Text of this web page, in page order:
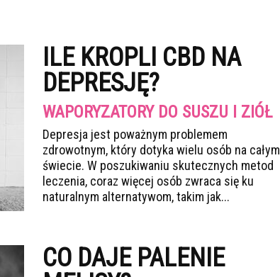
ILE KROPLI CBD NA
DEPRESJĘ?
WAPORYZATORY DO SUSZU I ZIÓŁ
Depresja jest poważnym problemem
zdrowotnym, który dotyka wielu osób na całym
świecie. W poszukiwaniu skutecznych metod
leczenia, coraz więcej osób zwraca się ku
naturalnym alternatywom, takim jak...
CO DAJE PALENIE